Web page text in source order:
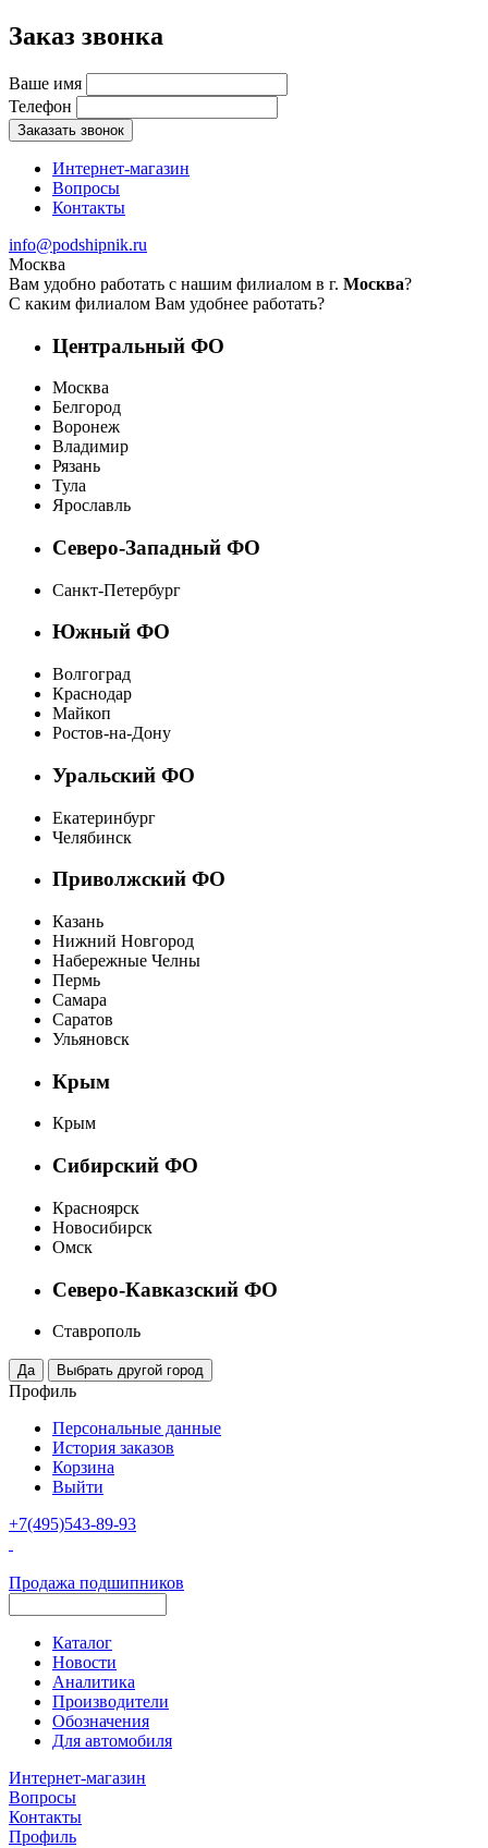
Заказ звонка
Ваше имя
Телефон
Заказать звонок
Интернет-магазин
Вопросы
Контакты
info@podshipnik.ru
Москва
Вам удобно работать с нашим филиалом в г. Москва?
С каким филиалом Вам удобнее работать?
Центральный ФО
Москва
Белгород
Воронеж
Владимир
Рязань
Тула
Ярославль
Северо-Западный ФО
Санкт-Петербург
Южный ФО
Волгоград
Краснодар
Майкоп
Ростов-на-Дону
Уральский ФО
Екатеринбург
Челябинск
Приволжский ФО
Казань
Нижний Новгород
Набережные Челны
Пермь
Самара
Саратов
Ульяновск
Крым
Крым
Сибирский ФО
Красноярск
Новосибирск
Омск
Северо-Кавказский ФО
Ставрополь
Профиль
Персональные данные
История заказов
Корзина
Выйти
+7(495)543-89-93
Продажа подшипников
Каталог
Новости
Аналитика
Производители
Обозначения
Для автомобиля
Интернет-магазин
Вопросы
Контакты
Профиль